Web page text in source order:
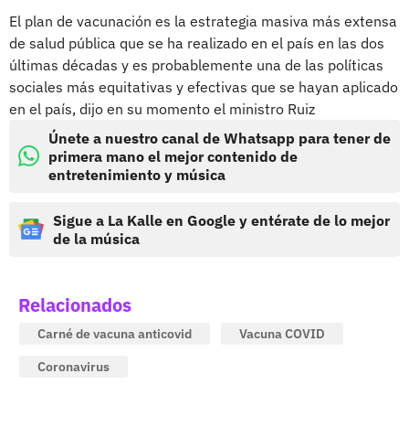
El plan de vacunación es la estrategia masiva más extensa
de salud pública que se ha realizado en el país en las dos
últimas décadas y es probablemente una de las políticas
sociales más equitativas y efectivas que se hayan aplicado
en el país, dijo en su momento el ministro Ruiz
Únete a nuestro canal de Whatsapp para tener de
primera mano el mejor contenido de
entretenimiento y música
Sigue a La Kalle en Google y entérate de lo mejor
de la música
Relacionados
Carné de vacuna anticovid
Vacuna COVID
Coronavirus